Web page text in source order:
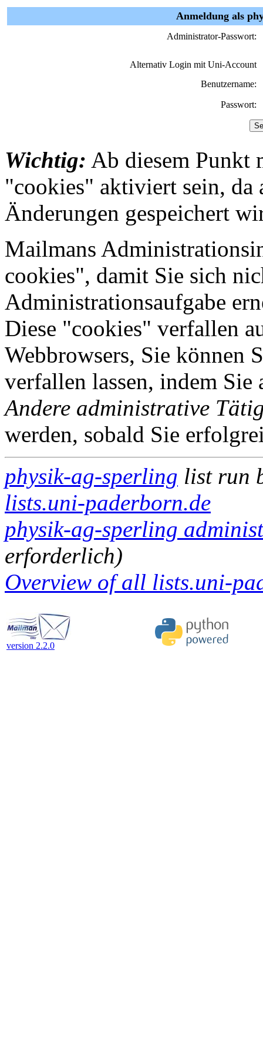
Anmeldung als
Administrator-Passwort:
Alternativ Login mit Uni-Account
Benutzername:
Passwort:
Wichtig: Ab diesem Punkt
"cookies" aktiviert sein, da
Änderungen gespeichert
Mailmans
cookies", damit Sie sich
Administrationsaufgabe
Diese "cookies" verfallen
Webbrowsers, Sie können
verfallen lassen, indem
Andere administrative
werden, sobald Sie
physik-ag-sperling list run
lists.uni-paderborn.de
physik-ag-sperling
erforderlich)
Overview of all lists.uni-
version 2.2.0